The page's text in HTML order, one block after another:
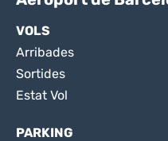
VOLS
Arribades
Sortides
Estat Vol
PARKING